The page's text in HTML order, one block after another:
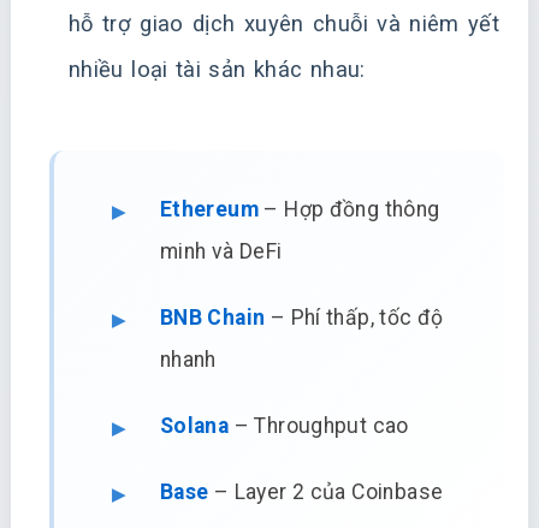
hỗ trợ giao dịch xuyên chuỗi và niêm yết
nhiều loại tài sản khác nhau:
Ethereum – Hợp đồng thông
minh và DeFi
BNB Chain – Phí thấp, tốc độ
nhanh
Solana – Throughput cao
Base – Layer 2 của Coinbase